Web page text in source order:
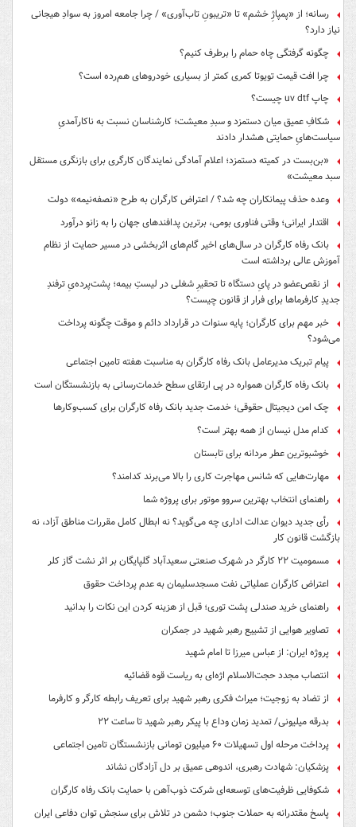
رسانه؛ از «پمپاژِ خشم» تا «تریبونِ تاب‌آوری» / چرا جامعه امروز به سوادِ هیجانی
نیاز دارد؟
چگونه گرفتگی چاه حمام را برطرف کنیم؟
چرا افت قیمت تویوتا کمری کمتر از بسیاری خودروهای هم‌رده است؟
چاپ uv dtf چیست؟
شکافِ عمیق میان دستمزد و سبدِ معیشت؛ کارشناسان نسبت به ناکارآمدیِ
سیاست‌هایِ حمایتی هشدار دادند
«بن‌بست در کمیته دستمزد؛ اعلام آمادگی نمایندگان کارگری برای بازنگری مستقل
سبد معیشت»
وعده حذف پیمانکاران چه شد؟ / اعتراض کارگران به طرح «نصفه‌نیمه» دولت
اقتدار ایرانی؛ وقتی فناوری بومی، برترین پدافندهای جهان را به زانو درآورد
بانک رفاه کارگران در سال‌های اخیر گام‌های اثربخشی در مسیر حمایت از نظام
آموزش عالی برداشته است
از نقص‌عضو در پایِ دستگاه تا تحقیرِ شغلی در لیستِ بیمه؛ پشت‌پرده‌یِ ترفندِ
جدیدِ کارفرماها برای فرار از قانون چیست؟
خبر مهم برای کارگران؛ پایه سنوات در قرارداد دائم و موقت چگونه پرداخت
می‌شود؟
پیام تبریک مدیرعامل بانک رفاه کارگران به مناسبت هفته تامین اجتماعی
بانک رفاه کارگران همواره در پی ارتقای سطح خدمات‌رسانی به بازنشستگان است
چک امن دیجیتال حقوقی؛ خدمت جدید بانک رفاه کارگران برای کسب‌وکارها
کدام مدل نیسان از همه بهتر است؟
خوشبوترین عطر مردانه برای تابستان
مهارت‌هایی که شانس مهاجرت کاری را بالا می‌برند کدامند؟
راهنمای انتخاب بهترین سروو موتور برای پروژه شما
رأی جدید دیوان عدالت اداری چه می‌گوید؟ نه ابطال کامل مقررات مناطق آزاد، نه
بازگشت قانون کار
مسمومیت ۲۲ کارگر در شهرک صنعتی سعیدآباد گلپایگان بر اثر نشت گاز کلر
اعتراض کارگران عملیاتی نفت مسجدسلیمان به عدم پرداخت حقوق
راهنمای خرید صندلی پشت توری؛ قبل از هزینه کردن این نکات را بدانید
تصاویر هوایی از تشییع رهبر شهید در جمکران
پروژه ایران: از عباس میرزا تا امام شهید
انتصاب مجدد حجت‌الاسلام اژه‌ای به ریاست قوه‌ قضائیه
از تضاد به زوجیت؛ میراث فکری رهبر شهید برای تعریف رابطه کارگر و کارفرما
بدرقه میلیونی/ تمدید زمان وداع با پیکر رهبر شهید تا ساعت ۲۲
پرداخت مرحله اول تسهیلات ۶۰ میلیون تومانی بازنشستگان تامین اجتماعی
پزشکیان: شهادت رهبری، اندوهی عمیق بر دل آزادگان نشاند
شکوفایی ظرفیت‌های توسعه‌ای شرکت ذوب‌آهن با حمایت‌ بانک رفاه کارگران
پاسخ مقتدرانه به حملات جنوب؛ دشمن در تلاش برای سنجش توان دفاعی ایران